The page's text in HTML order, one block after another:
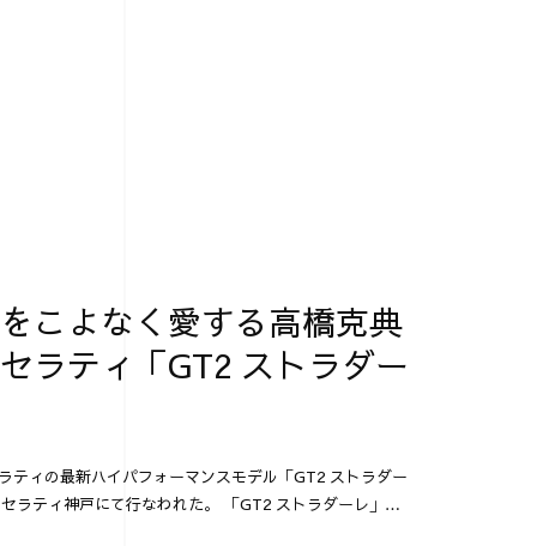
こよなく愛する高橋克典
ラティ「GT2 ストラダー
ティの最新ハイパフォーマンスモデル「GT2 ストラダー
ラティ神戸にて行なわれた。 「GT2 ストラダーレ」と